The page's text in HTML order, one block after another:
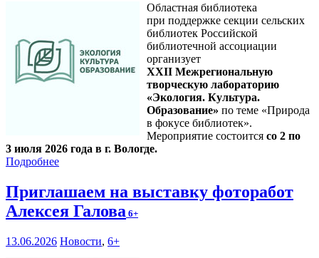
Областная библиотека
при поддержке секции сельских
библиотек Российской
библиотечной ассоциации
организует
XXII Межрегиональную
творческую лабораторию
«Экология. Культура.
Образование» по теме «Природа
в фокусе библиотек».
Мероприятие состоится со 2 по
3 июля 2026 года в г. Вологде.
Подробнее
Приглашаем на выставку фоторабот
Алексея Галова 6+
13.06.2026 Новости, 6+